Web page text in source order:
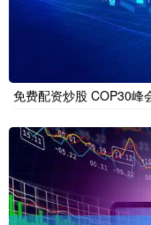
免费配资炒股 COP30峰